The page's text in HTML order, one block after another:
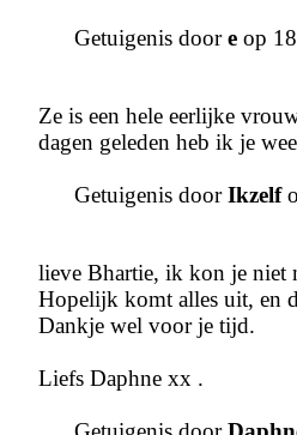
Getuigenis doore op
Ze is een hele eerlijke
dagen geleden heb ik je
Getuigenis doorIkzelf
lieve Bhartie, ik kon je niet
Hopelijk komt alles uit, en
Dankje wel voor je tijd.
Liefs Daphne xx .